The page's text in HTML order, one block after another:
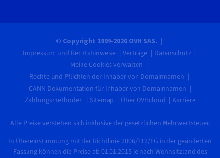
© Copyright 1999-2026 OVH SAS.
Impressum und Rechtshinweise Verträge
Datenschutz
Meine Cookies verwalten
Rechte und Pflichten der Inhaber von Domainnamen
ICANN Dokumentation für Inhaber von Domainnamen
Zahlungsmethoden
Sitemap Über OVHcloud Karriere
Alle Preise verstehen sich inklusive der gesetzlichen Mehrwertsteuer.
In Übereinstimmung mit der Richtlinie 2006/112/EG in der geänderten
Fassung können die Preise ab 01.01.2015 je nach Wohnsitzland des